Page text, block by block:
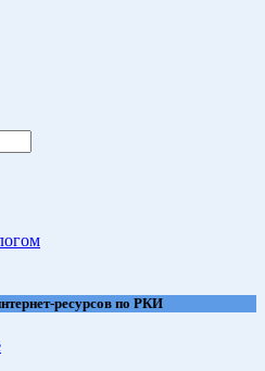
ресурсов по РКИ